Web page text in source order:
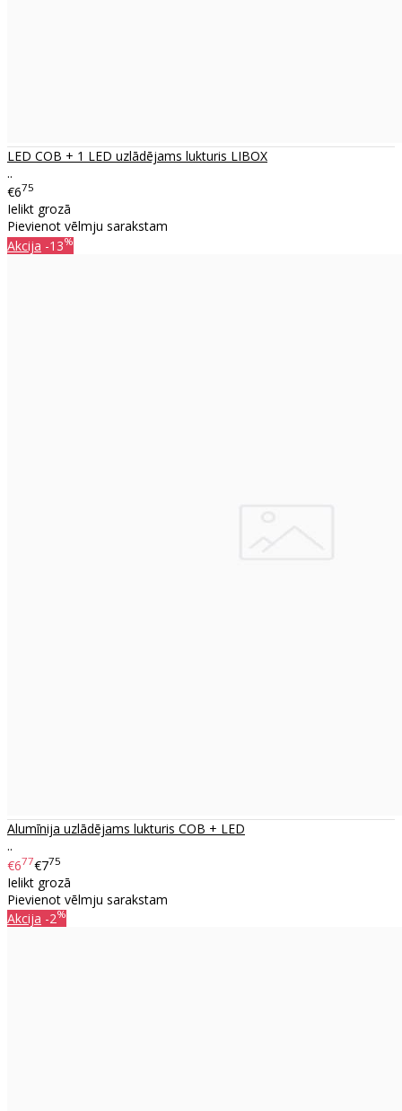
LED COB + 1 LED uzlādējams lukturis LIBOX
..
€675
Ielikt grozā
Pievienot vēlmju sarakstam
Akcija -13%
Alumīnija uzlādējams lukturis COB + LED
..
€677€775
Ielikt grozā
Pievienot vēlmju sarakstam
Akcija -2%